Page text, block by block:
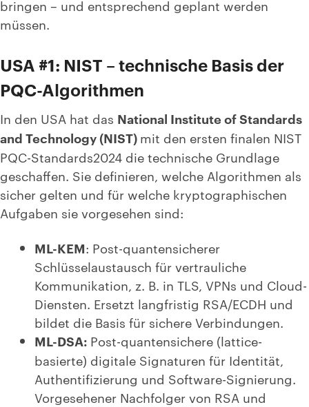
bringen – und entsprechend geplant werden
müssen.
USA #1: NIST – technische Basis der
PQC-Algorithmen
In den USA hat das National Institute of Standards
and Technology (NIST) mit den ersten finalen NIST
PQC-Standards2024 die technische Grundlage
geschaffen. Sie definieren, welche Algorithmen als
sicher gelten und für welche kryptographischen
Aufgaben sie vorgesehen sind:
ML-KEM: Post-quantensicherer
Schlüsselaustausch für vertrauliche
Kommunikation, z. B. in TLS, VPNs und Cloud-
Diensten. Ersetzt langfristig RSA/ECDH und
bildet die Basis für sichere Verbindungen.
ML-DSA: Post-quantensichere (lattice-
basierte) digitale Signaturen für Identität,
Authentifizierung und Software-Signierung.
Vorgesehener Nachfolger von RSA und